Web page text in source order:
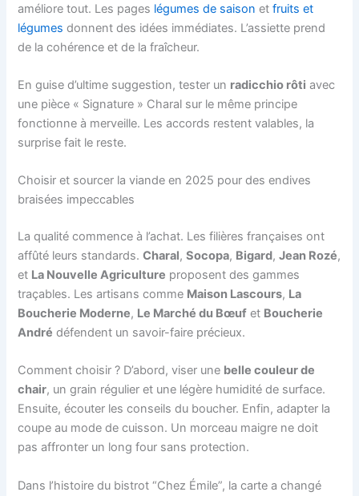
améliore tout. Les pages légumes de saison etfruits et
légumes donnent des idées immédiates. L’assiette prend
de la cohérence et de la fraîcheur.
En guise d’ultime suggestion, tester un radicchio rôti avec
une pièce « Signature » Charal sur le même principe
fonctionne à merveille. Les accords restent valables, la
surprise fait le reste.
Choisir et sourcer la viande en 2025 pour des endives
braisées impeccables
La qualité commence à l’achat. Les filières françaises ont
affûté leurs standards.Charal,Socopa, Bigard,Jean Rozé,
et La Nouvelle Agriculture proposent des gammes
traçables. Les artisans comme Maison Lascours, La
Boucherie Moderne, Le Marché du Bœuf et Boucherie
André défendent un savoir-faire précieux.
Comment choisir ? D’abord, viser une belle couleur de
chair, un grain régulier et une légère humidité de surface.
Ensuite, écouter les conseils du boucher. Enfin, adapter la
coupe au mode de cuisson. Un morceau maigre ne doit
pas affronter un long four sans protection.
Dans l’histoire du bistrot “Chez Émile”, la carte a changé